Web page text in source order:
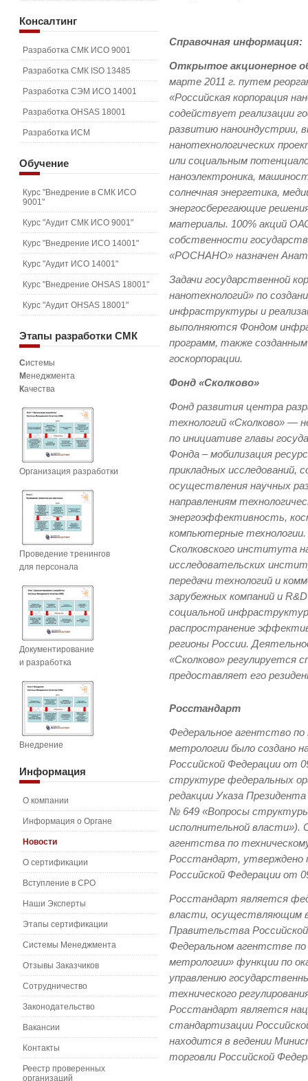
Справочная информация:
Открытое акционерное
марте 2011 г. путем
«Российская корпорация
содействует реализации
развитию наноиндустрии,
нанотехнологических
или социальным
наноэлектроника,
солнечная энергетика,
энергосберегающие
материалы. 100% акций
собственности
«РОСНАНО» назначен
Задачи государственной
нанотехнологий» по
инфраструктуры и
выполняются Фондом
программ, также
госкорпорации.
Фонд «Сколково»
Фонд развития центра
технологий «Сколково» —
по инициативе главы
Фонда – мобилизация
прикладных исследований,
осуществления научных
направлениям
энергоэффективность,
компьютерные
Сколковского института
исследовательских
передачи технологий и
зарубежных компаний и
социальной
распространение
регионы России.
«Сколково» регулируется
предоставляет его
Росстандарт
Федеральное агентство по
метрологии было создано
Российской Федерации от
структуре федеральных
редакции Указа
№ 649 «Вопросы
исполнительной власти»).
агентства по
Росстандарт, утверждено
Российской Федерации от
Росстандарт является
власти, осуществляющим
Правительства
Федеральном агентстве по
метрологии» функции по
управлению
технического
Росстандарт является
стандартизации
находится в ведении
торговли Российской
Консалтинг
Разработка СМК ИСО 9001
Разработка СМК ISO 13485
Разработка СЭМ ИСО 14001
Разработка OHSAS 18001
Разработка ИСМ
Обучение
Курс "Внедрение в СМК ИСО
9001"
Курс "Аудит СМК ИСО 9001"
Курс "Внедрение ИСО 14001"
Курс "Аудит ИСО 14001"
Курс "Внедрение OHSAS 18001"
Курс "Аудит OHSAS 18001"
Этапы разработки СМК
Системы
Менеджмента
Качества
Организация разработки
Проведение тренингов
для персонала
Документирование
и разработка
Внедрение
Информация
О компании
Информация о Органе
Новости
О сертификации
Вступление в СРО
Наши Эксперты
Этапы сертификации
Системы Менеджмента
Отзывы Заказчиков
Сотрудничество
Законодательство
Вакансии
Контакты
Реестр проверенных
организаций